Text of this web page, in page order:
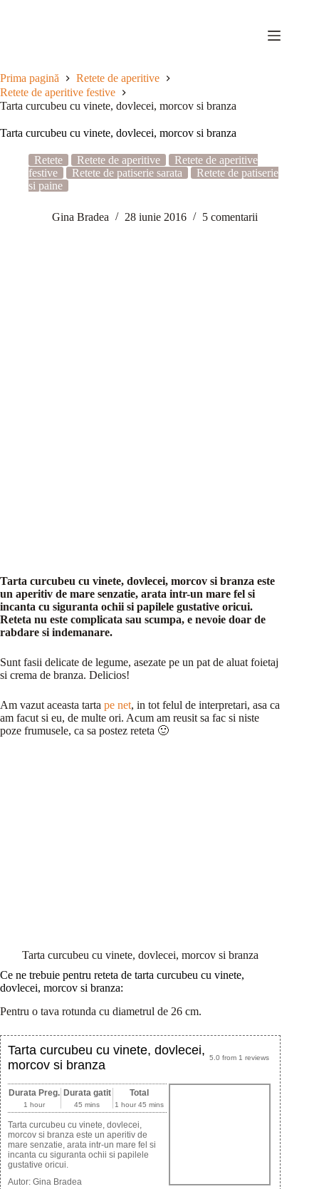
Prima pagină
Retete de aperitive
Retete de aperitive festive
Tarta curcubeu cu vinete, dovlecei, morcov si branza
Tarta curcubeu cu vinete, dovlecei, morcov si branza
Retete Retete de aperitive
Retete de aperitive
festive
Retete de patiserie sarata
Retete de patiserie
si paine
Gina Bradea 28 iunie 2016 5 comentarii
Tarta curcubeu cu vinete, dovlecei, morcov si branza este
un aperitiv de mare senzatie, arata intr-un mare fel si
incanta cu siguranta ochii si papilele gustative oricui.
Reteta nu este complicata sau scumpa, e nevoie doar de
rabdare si indemanare.
Sunt fasii delicate de legume, asezate pe un pat de aluat foietaj
si crema de branza. Delicios!
Am vazut aceasta tarta pe net, in tot felul de interpretari, asa ca
am facut si eu, de multe ori. Acum am reusit sa fac si niste
poze frumusele, ca sa postez reteta 🙂
Tarta curcubeu cu vinete, dovlecei, morcov si branza
Ce ne trebuie pentru reteta de tarta curcubeu cu vinete,
dovlecei, morcov si branza:
Pentru o tava rotunda cu diametrul de 26 cm.
5.0 from 1 reviews
Tarta curcubeu cu vinete, dovlecei,
morcov si branza
Durata Preg.
1 hour
Durata gatit
45 mins
Total
1 hour 45 mins
Tarta curcubeu cu vinete, dovlecei,
morcov si branza este un aperitiv de
mare senzatie, arata intr-un mare fel si
incanta cu siguranta ochii si papilele
gustative oricui.
Autor: Gina Bradea